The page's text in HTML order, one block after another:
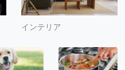
インテリア